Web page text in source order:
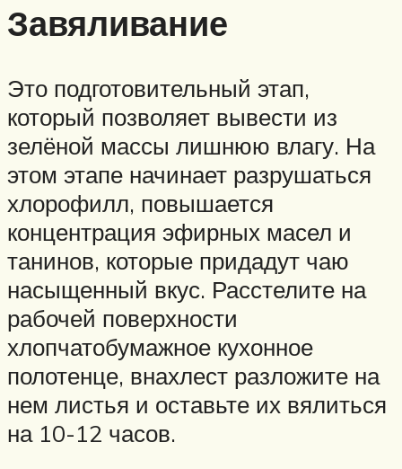
Завяливание
Это подготовительный этап,
который позволяет вывести из
зелёной массы лишнюю влагу. На
этом этапе начинает разрушаться
хлорофилл, повышается
концентрация эфирных масел и
танинов, которые придадут чаю
насыщенный вкус. Расстелите на
рабочей поверхности
хлопчатобумажное кухонное
полотенце, внахлест разложите на
нем листья и оставьте их вялиться
на 10-12 часов.